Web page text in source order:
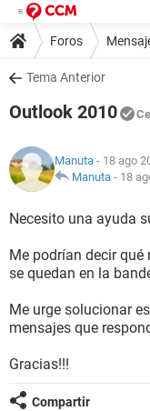
Foros
Tema Anterior
Outlook 2010
Manuta - 18 ago
Manuta - 18
Necesito una ayuda
Me podrían decir qué
se quedan en la
Me urge solucionar
mensajes que
Gracias!!!
Compartir